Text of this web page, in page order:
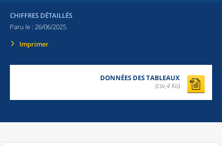
CHIFFRES DÉTAILLÉS
Paru le : 26/06/2025
Imprimer
DONNÉES DES TABLEAUX
(csv,4 Ko)